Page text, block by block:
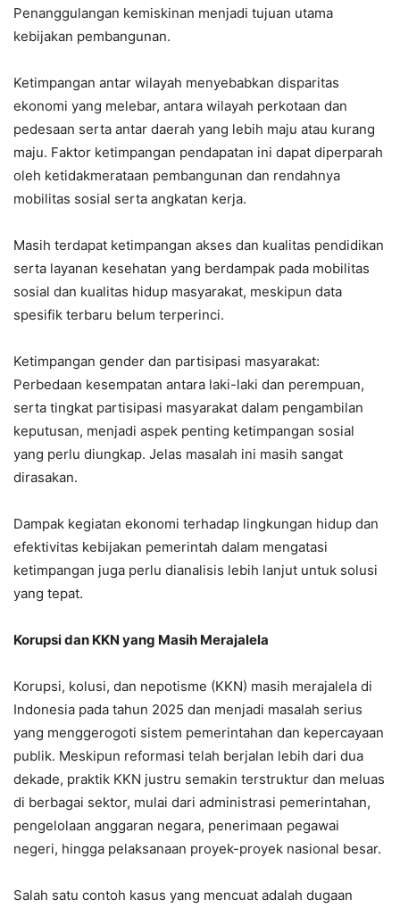
Penanggulangan kemiskinan menjadi tujuan utama
kebijakan pembangunan.
Ketimpangan antar wilayah menyebabkan disparitas
ekonomi yang melebar, antara wilayah perkotaan dan
pedesaan serta antar daerah yang lebih maju atau kurang
maju. Faktor ketimpangan pendapatan ini dapat diperparah
oleh ketidakmerataan pembangunan dan rendahnya
mobilitas sosial serta angkatan kerja.
Masih terdapat ketimpangan akses dan kualitas pendidikan
serta layanan kesehatan yang berdampak pada mobilitas
sosial dan kualitas hidup masyarakat, meskipun data
spesifik terbaru belum terperinci.
Ketimpangan gender dan partisipasi masyarakat:
Perbedaan kesempatan antara laki-laki dan perempuan,
serta tingkat partisipasi masyarakat dalam pengambilan
keputusan, menjadi aspek penting ketimpangan sosial
yang perlu diungkap. Jelas masalah ini masih sangat
dirasakan.
Dampak kegiatan ekonomi terhadap lingkungan hidup dan
efektivitas kebijakan pemerintah dalam mengatasi
ketimpangan juga perlu dianalisis lebih lanjut untuk solusi
yang tepat.
Korupsi dan KKN yang Masih Merajalela
Korupsi, kolusi, dan nepotisme (KKN) masih merajalela di
Indonesia pada tahun 2025 dan menjadi masalah serius
yang menggerogoti sistem pemerintahan dan kepercayaan
publik. Meskipun reformasi telah berjalan lebih dari dua
dekade, praktik KKN justru semakin terstruktur dan meluas
di berbagai sektor, mulai dari administrasi pemerintahan,
pengelolaan anggaran negara, penerimaan pegawai
negeri, hingga pelaksanaan proyek-proyek nasional besar.
Salah satu contoh kasus yang mencuat adalah dugaan